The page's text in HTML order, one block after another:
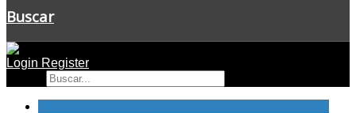
Buscar
Login Register